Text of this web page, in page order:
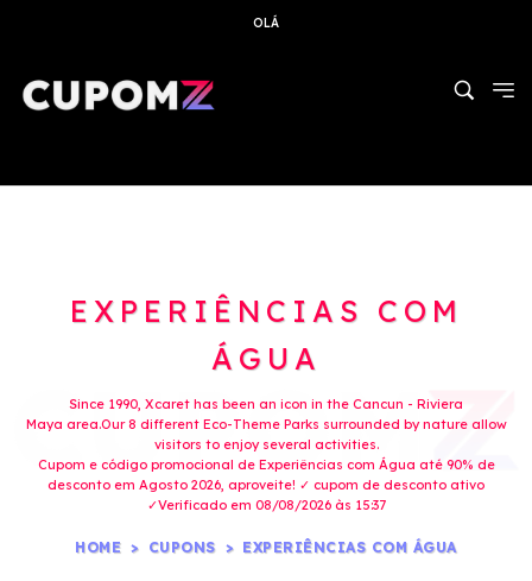
OLÁ
EXPERIÊNCIAS COM
ÁGUA
Since 1990, Xcaret has been an icon in the Cancun - Riviera
Maya area.Our 8 different Eco-Theme Parks surrounded by nature allow
visitors to enjoy several activities.
Cupom e código promocional de Experiências com Água até 90% de
desconto em Agosto 2026, aproveite! ✓ cupom de desconto ativo
✓Verificado em 08/08/2026 às 15:37
HOME CUPONS EXPERIÊNCIAS COM ÁGUA